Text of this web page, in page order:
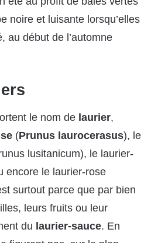
noire et luisante lorsqu’elles
au début de l’automne
le nom de laurier,
(Prunus laurocerasus), le
lusitanicum), le laurier-
encore le laurier-rose
surtout parce que par bien
leurs fruits ou leur
du laurier-sauce. En